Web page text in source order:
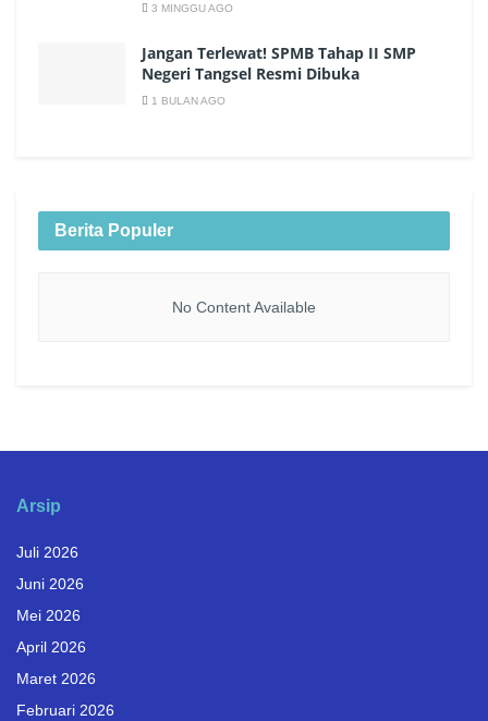
3 MINGGU AGO
Jangan Terlewat! SPMB Tahap II SMP
Negeri Tangsel Resmi Dibuka
1 BULAN AGO
Berita Populer
No Content Available
Arsip
Juli 2026
Juni 2026
Mei 2026
April 2026
Maret 2026
Februari 2026